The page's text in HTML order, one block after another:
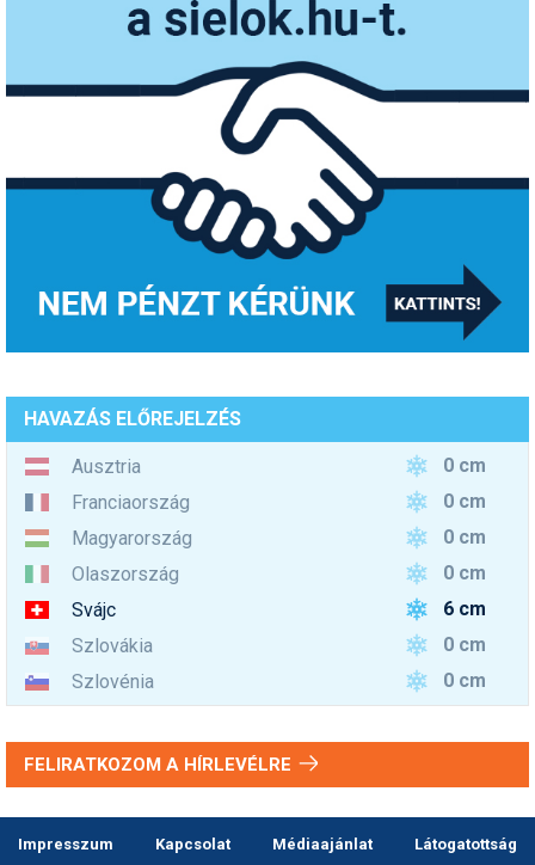
HAVAZÁS ELŐREJELZÉS
Ausztria
0 cm
Franciaország
0 cm
Magyarország
0 cm
Olaszország
0 cm
Svájc
6 cm
Szlovákia
0 cm
Szlovénia
0 cm
FELIRATKOZOM A HÍRLEVÉLRE
Impresszum Kapcsolat Médiaajánlat Látogatottság